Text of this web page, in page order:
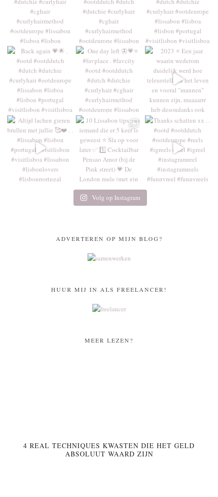
Volg op Instagram
ADVERTEREN OP MIJN BLOG?
HUUR MIJ IN ALS FREELANCER!
MEER LEZEN?
4 REAL TECHNIQUES KWASTEN DIE HET GELD
ABSOLUUT WAARD ZIJN